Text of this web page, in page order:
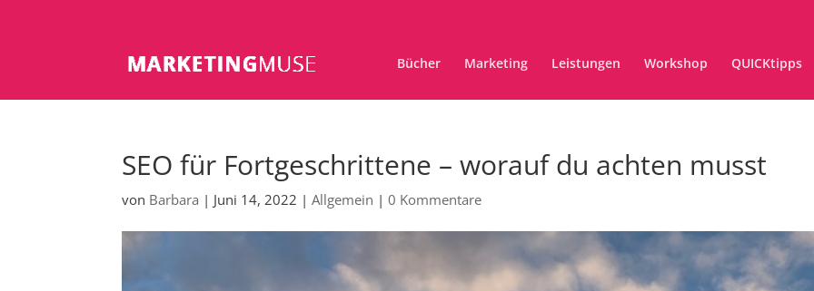
Bücher Marketing Leistungen Workshop QUICKtipps
SEO für Fortgeschrittene – worauf du achten musst
von Barbara | Juni 14, 2022 |Allgemein |0 Kommentare